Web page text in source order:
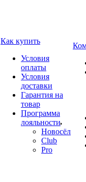
Как купить
Условия
оплаты
Условия
доставки
Гарантия на
товар
Программа
лояльности
Новосёл
Club
Pro